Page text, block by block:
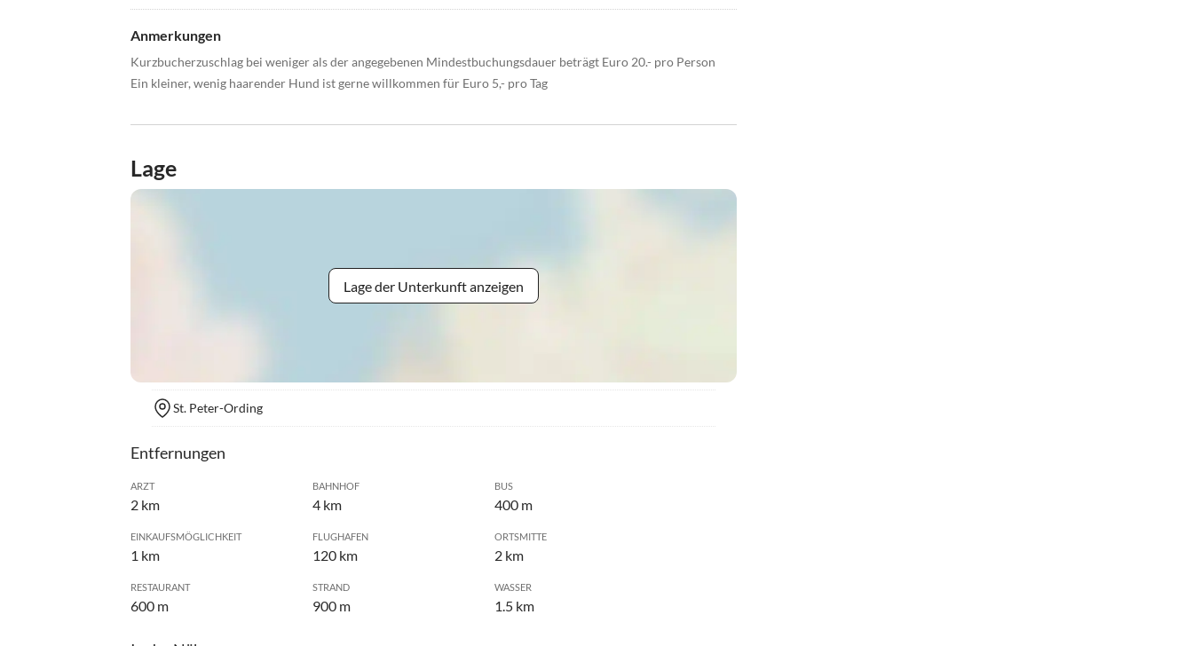
Anmerkungen
Kurzbucherzuschlag bei weniger als der angegebenen Mindestbuchungsdauer beträgt Euro 20.- pro Person
Ein kleiner, wenig haarender Hund ist gerne willkommen für Euro 5,- pro Tag
Lage
Lage der Unterkunft anzeigen
St. Peter-Ording
Entfernungen
ARZT
2 km
BAHNHOF
4 km
BUS
400 m
EINKAUFSMÖGLICHKEIT
1 km
FLUGHAFEN
120 km
ORTSMITTE
2 km
RESTAURANT
600 m
STRAND
900 m
WASSER
1.5 km